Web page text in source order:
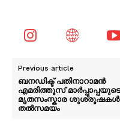
Previous article
ബനഡിക്ട് പതിനാറാമൻ
എമരിത്തൂസ് മാർപ്പാപ്പയുടെ
മൃതസംസ്കാര ശുശ്രൂഷകൾ
തൽസമയം